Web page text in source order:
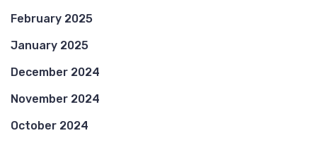
February 2025
January 2025
December 2024
November 2024
October 2024